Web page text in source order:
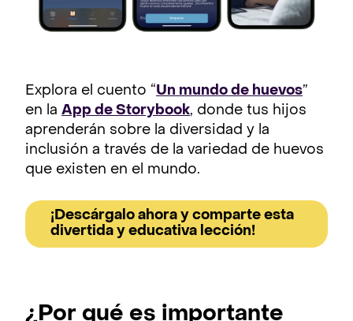
Explora el cuento “Un mundo de huevos”
en la App de Storybook, donde tus hijos
aprenderán sobre la diversidad y la
inclusión a través de la variedad de huevos
que existen en el mundo.
¡Descárgalo ahora y comparte esta
divertida y educativa lección!
¿Por qué es importante